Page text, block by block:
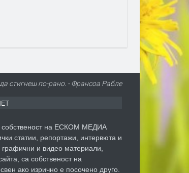
стигнеш по-рано. - Франсоа Рабле
собственост на ЕСКОМ МЕДИА
статии, репортажи, интервюта и
графични и видео материали,
са собственост на
ако изрично е посочено друго.